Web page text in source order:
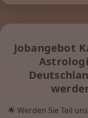
Jobangebot
🌟 Werden Sie Teil